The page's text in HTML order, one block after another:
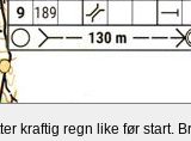
kraftig regn like før start.